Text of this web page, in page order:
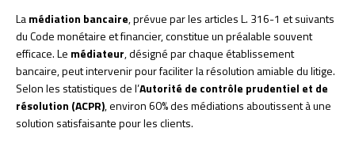
Lamédiation bancaire, prévue par les articles L. 316-1 et suivants
du Code monétaire et financier, constitue un préalable souvent
efficace. Le médiateur, désigné par chaque établissement
bancaire, peut intervenir pour faciliter la résolution amiable du litige.
Selon les statistiques de l’Autorité de contrôle prudentiel et de
résolution (ACPR), environ 60% des médiations aboutissent à une
solution satisfaisante pour les clients.